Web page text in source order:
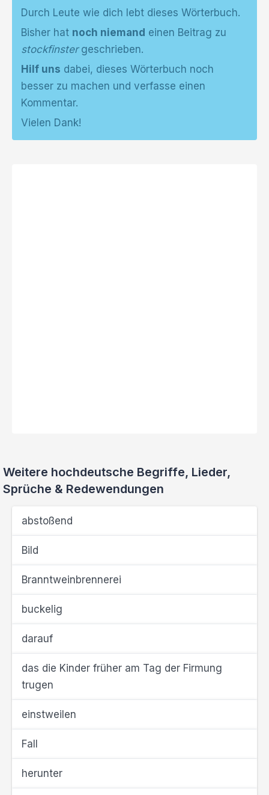
Durch Leute wie dich lebt dieses Wörterbuch.
Bisher hat noch niemand einen Beitrag zu
stockfinstergeschrieben.
Hilf uns dabei, dieses Wörterbuch noch
besser zu machen und verfasse einen
Kommentar.
Vielen Dank!
Weitere hochdeutsche Begriffe, Lieder,
Sprüche & Redewendungen
abstoßend
Bild
Branntweinbrennerei
buckelig
darauf
das die Kinder früher am Tag der Firmung
trugen
einstweilen
Fall
herunter